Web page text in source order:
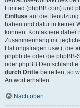
Limited (phpBB.com) und
Einfluss auf die
haben und dafür in keiner
können. Kontaktiere daher
Zusammenhang mit
Haftungsfragen usw.), die
phpbb.de oder die phpBB-
oder phpBB Deutschland
durch Dritte betreffen, so
Antwort erhalten.
Nach oben